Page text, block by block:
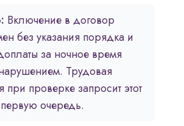
Включение в договор
без указания порядка и
за ночное время
Трудовая
при проверке запросит этот
очередь.